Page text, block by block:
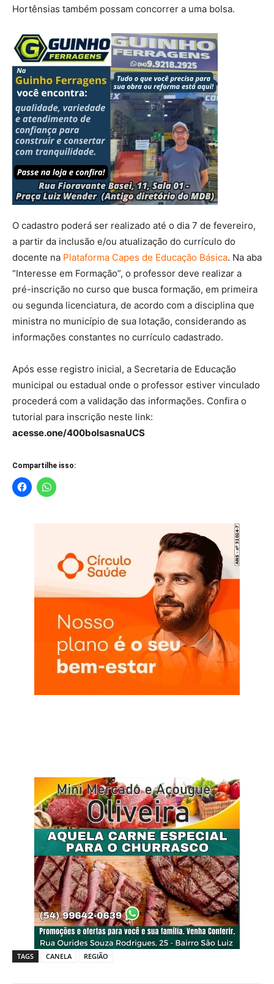
Hortênsias também possam concorrer a uma bolsa.
O cadastro poderá ser realizado até o dia 7 de fevereiro,
a partir da inclusão e/ou atualização do currículo do
docente na Plataforma Capes de Educação Básica. Na aba
“Interesse em Formação”, o professor deve realizar a
pré-inscrição no curso que busca formação, em primeira
ou segunda licenciatura, de acordo com a disciplina que
ministra no município de sua lotação, considerando as
informações constantes no currículo cadastrado.
Após esse registro inicial, a Secretaria de Educação
municipal ou estadual onde o professor estiver vinculado
procederá com a validação das informações. Confira o
tutorial para inscrição neste link:
acesse.one/400bolsasnaUCS
Compartilhe isso:
TAGS CANELA REGIÃO